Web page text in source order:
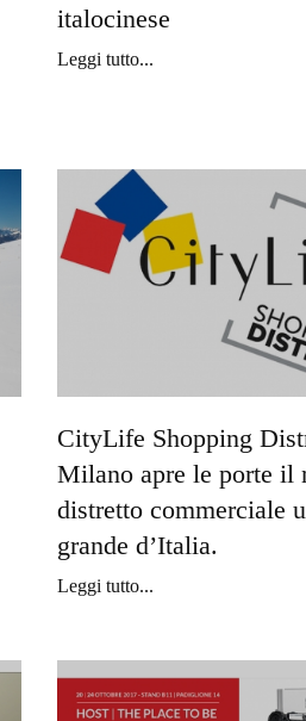
italocinese
Leggi tutto...
CityLife Shopping
Milano apre le porte il
distretto commerciale
grande d’Italia.
Leggi tutto...